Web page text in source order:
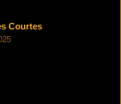
Courtes